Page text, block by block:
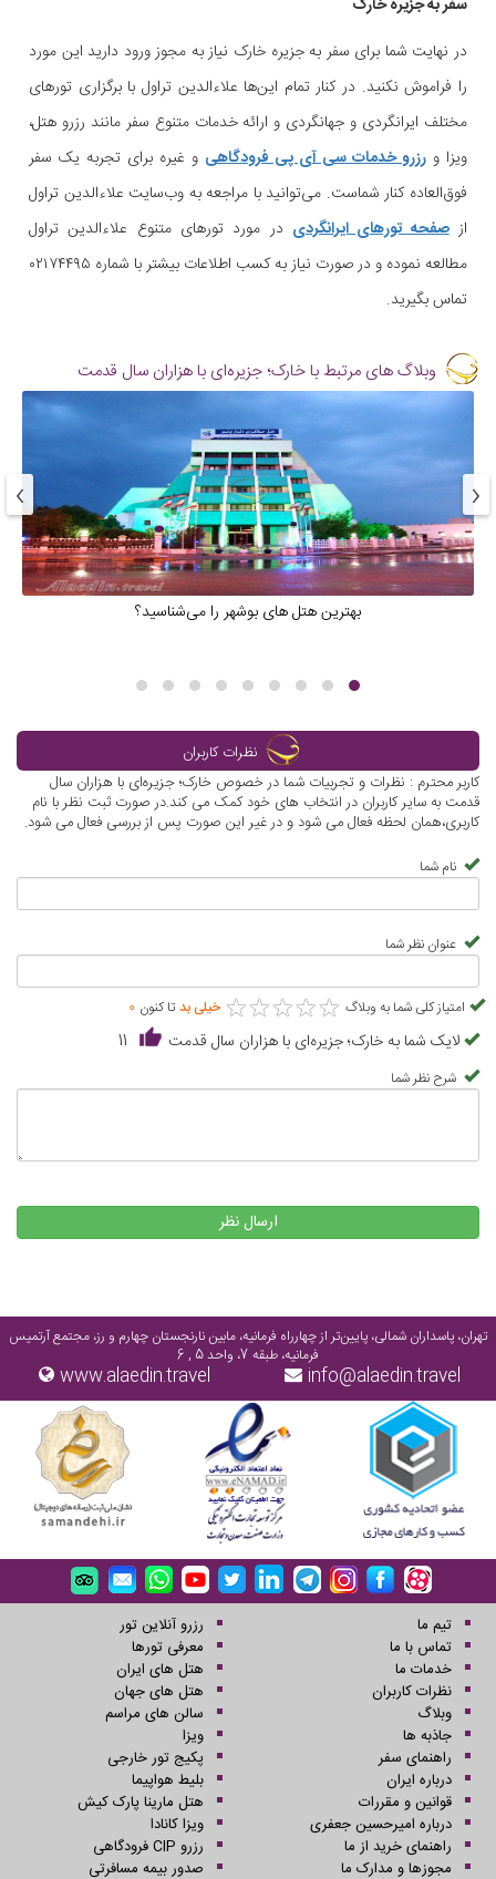
سفر به جزیره خارک
در نهایت شما برای سفر به جزیره خارک نیاز به مجوز ورود دارید این مورد
را فراموش نکنید. در کنار تمام این‌ها علاءالدین تراول با برگزاری تورهای
مختلف ایرانگردی و جهانگردی و ارائه خدمات متنوع سفر مانند رزرو هتل،
ویزا و رزرو خدمات سی آی پی فرودگاهی و غیره برای تجربه یک سفر
فوق‌العاده کنار شماست. می‌توانید با مراجعه به وب‌سایت علاءالدین تراول
ازصفحه تورهای ایرانگردی در مورد تورهای متنوع علاءالدین تراول
مطالعه نموده و در صورت نیاز به کسب اطلاعات بیشتر با شماره ۰۲۱۷۴۴۹۵
تماس بگیرید.
وبلاگ های مرتبط با خارک؛ جزیره‌ای با هزاران سال قدمت
بهترین هتل های بوشهر را می‌شناسید؟
‹
›
نظرات کاربران
کاربر محترم : نظرات و تجربیات شما در خصوص خارک؛ جزیره‌ای با هزاران سال
قدمت به سایر کاربران در انتخاب های خود کمک می کند.در صورت ثبت نظر با نام
کاربری،همان لحظه فعال می شود و در غیر این صورت پس از بررسی فعال می شود.
نام شما
عنوان نظر شما
امتیاز کلی شما به وبلاگ ★★★★★
★★★★★ خیلی بد تا کنون 0
لایک شما به خارک؛ جزیره‌ای با هزاران سال قدمت 11
شرح نظر شما
ارسال نظر
تهران، پاسداران شمالی، پایین‌تر از چهارراه فرمانیه، مابین نارنجستان چهارم و رز، مجتمع آرتمیس
فرمانیه، طبقه 7، واحد 5 , 6
info@alaedin.travel
www.alaedin.travel
تیم ما
تماس با ما
خدمات ما
نظرات کاربران
وبلاگ
جاذبه ها
راهنمای سفر
درباره ایران
قوانین و مقررات
درباره امیرحسین جعفری
راهنمای خرید از ما
مجوزها و مدارک ما
رزرو آنلاین تور
معرفی تورها
هتل های ایران
هتل های جهان
سالن های مراسم
ویزا
پکیج تور خارجی
بلیط هواپیما
هتل مارینا پارک کیش
ویزا کانادا
رزرو CIP فرودگاهی
صدور بیمه مسافرتی